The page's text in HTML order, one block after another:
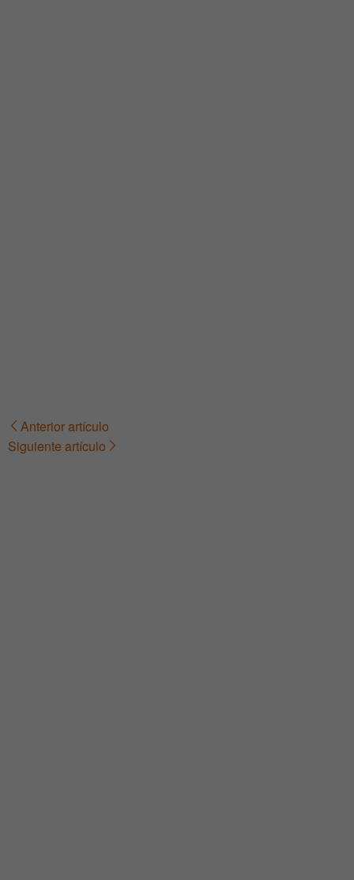
Navegación
Anterior artículo
Siguiente artículo